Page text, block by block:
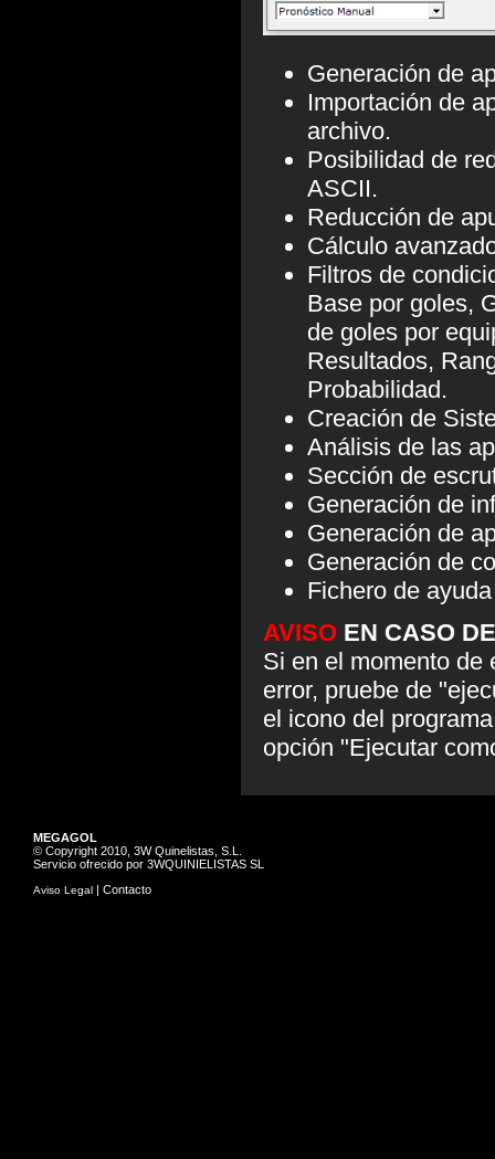
Generación de
Importación de
archivo.
Posibilidad de
ASCII.
Reducción de
Cálculo
Filtros de
Base por goles,
de goles por
Resultados,
Probabilidad.
Creación de
Análisis de las
Sección de
Generación de
Generación de
Generación de
Fichero de
AVISO EN CASO
Si en el momento de
error, pruebe de
el icono del
opción "Ejecutar
MEGAGOL
© Copyright 2010, 3W Quinelistas, S.L.
Servicio ofrecido por 3WQUINIELISTAS SL
Aviso Legal | Contacto